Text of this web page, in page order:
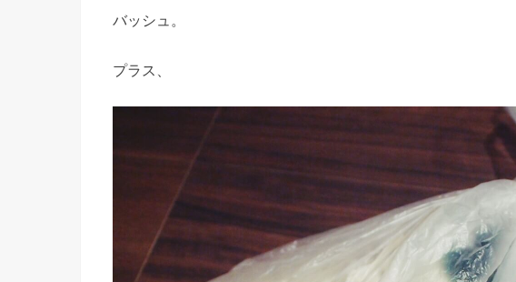
バッシュ。
プラス、